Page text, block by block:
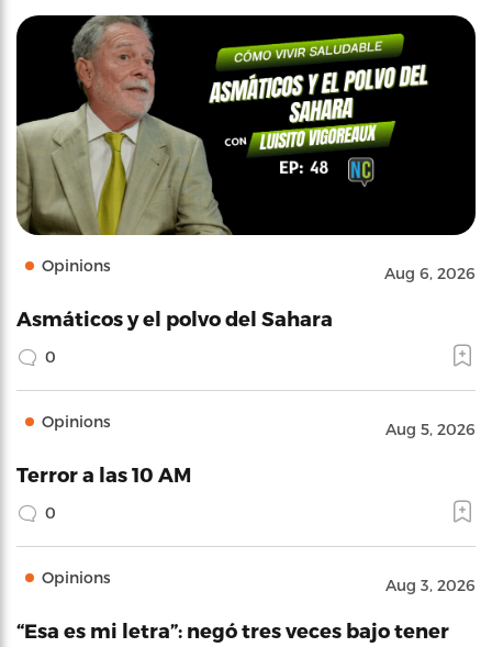
Opinions Aug 6, 2026
Asmáticos y el polvo del Sahara
0
Opinions Aug 5, 2026
Terror a las 10 AM
0
Opinions Aug 3, 2026
“Esa es mi letra”: negó tres veces bajo tener